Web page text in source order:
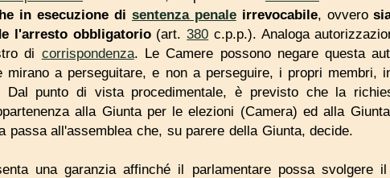
in esecuzione di sentenza penaleirrevocabile, ovvero
l'arresto obbligatorio(art.380 c.p.p.). Analoga
di corrispondenza. Le Camere possono negare questa
a perseguitare, e non a perseguire, i propri membri,
Dal punto di vista procedimentale, è previsto che la
alla Giunta per le elezioni (Camera) ed alla
passa all'assemblea che, su parere della Giunta, decide.
una garanzia affinché il parlamentare possa svolgere